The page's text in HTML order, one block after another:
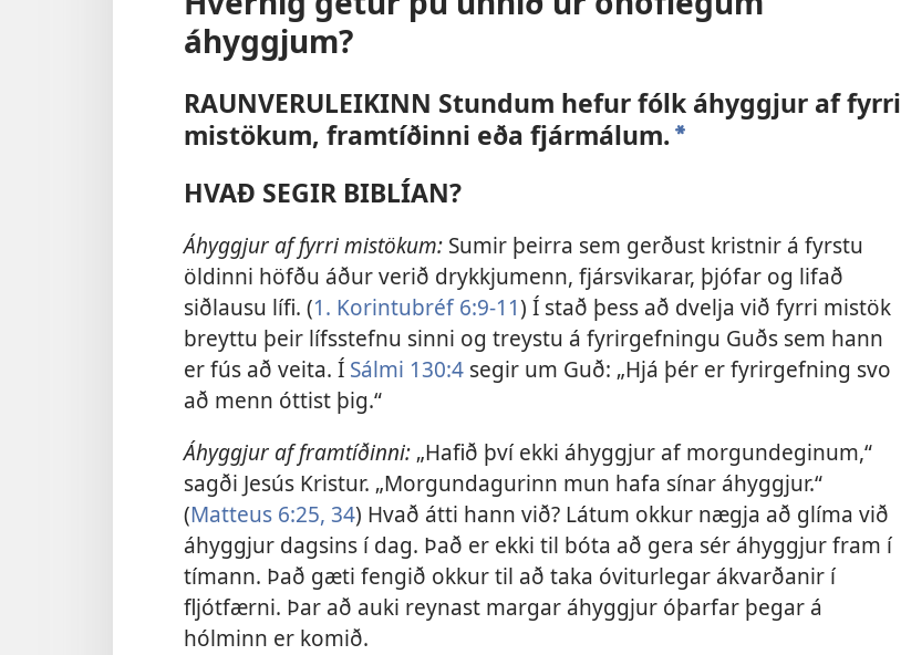
áhyggjum?
RAUNVERULEIKINN Stundum hefur fólk áhyggjur af fyrri
mistökum, framtíðinni eða fjármálum.a
HVAÐ SEGIR BIBLÍAN?
Áhyggjur af fyrri mistökum: Sumir þeirra sem gerðust kristnir á fyrstu
öldinni höfðu áður verið drykkjumenn, fjársvikarar, þjófar og lifað
siðlausu lífi. (1. Korintubréf 6:9-11) Í stað þess að dvelja við fyrri mistök
breyttu þeir lífsstefnu sinni og treystu á fyrirgefningu Guðs sem hann
er fús að veita. Í Sálmi 130:4 segir um Guð: „Hjá þér er fyrirgefning svo
að menn óttist þig.“
Áhyggjur af framtíðinni: „Hafið því ekki áhyggjur af morgundeginum,“
sagði Jesús Kristur. „Morgundagurinn mun hafa sínar áhyggjur.“
(Matteus 6:25, 34) Hvað átti hann við? Látum okkur nægja að glíma við
áhyggjur dagsins í dag. Það er ekki til bóta að gera sér áhyggjur fram í
tímann. Það gæti fengið okkur til að taka óviturlegar ákvarðanir í
fljótfærni. Þar að auki reynast margar áhyggjur óþarfar þegar á
hólminn er komið.